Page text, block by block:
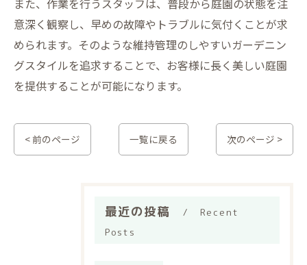
また、作業を行うスタッフは、普段から庭園の状態を注
意深く観察し、早めの故障やトラブルに気付くことが求
められます。そのような維持管理のしやすいガーデニン
グスタイルを追求することで、お客様に長く美しい庭園
を提供することが可能になります。
< 前のページ 一覧に戻る 次のページ >
最近の投稿
Recent
Posts